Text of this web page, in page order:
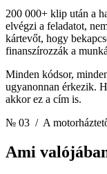
200 000+ klip után a
elvégzi a feladatot,
kártevőt, hogy
finanszírozzák a
Minden kódsor,
ugyanonnan érkezik.
akkor ez a cím is.
№ 03 / A
Ami